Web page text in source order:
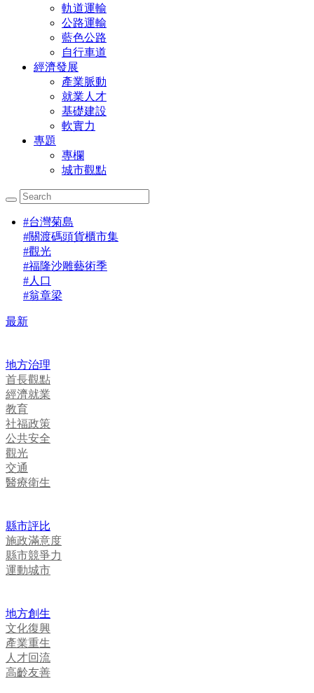
軌道運輸
公路運輸
藍色公路
自行車道
經濟發展
產業脈動
就業人才
基礎建設
軟實力
專題
專欄
城市觀點
#台灣菊島
#關渡碼頭貨櫃市集
#觀光
#福隆沙雕藝術季
#人口
#翁章梁
最新
地方治理
首長觀點
經濟就業
教育
社福政策
公共安全
觀光
交通
醫療衛生
縣市評比
施政滿意度
縣市競爭力
運動城市
地方創生
文化復興
產業重生
人才回流
高齡友善